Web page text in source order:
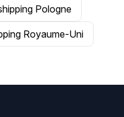
Pologne
Royaume-Uni